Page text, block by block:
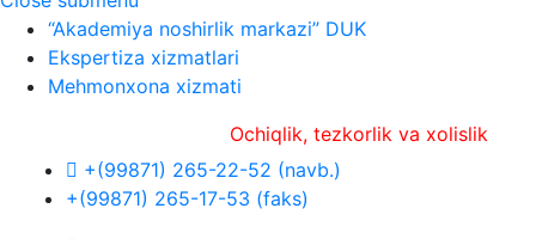
“Akademiya noshirlik markazi” DUK
Ekspertiza xizmatlari
Mehmonxona xizmati
Ochiqlik, tezkorlik va xolislik
+(99871) 265-22-52 (navb.)
+(99871) 265-17-53 (faks)